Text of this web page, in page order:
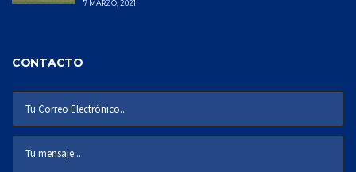
7 MARZO, 2021
CONTACTO